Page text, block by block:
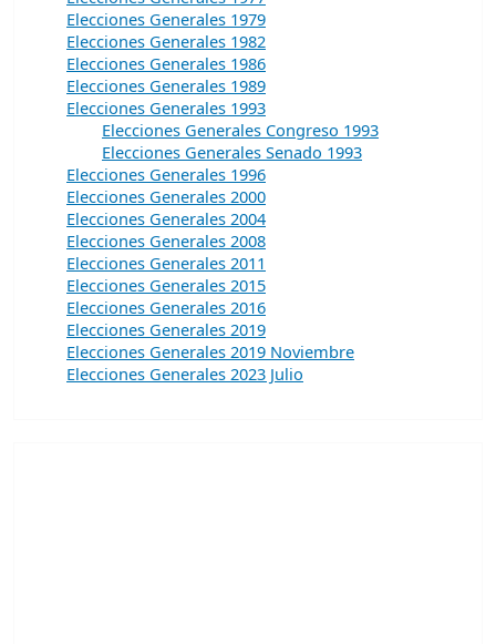
Elecciones Generales 1979
Elecciones Generales 1982
Elecciones Generales 1986
Elecciones Generales 1989
Elecciones Generales 1993
Elecciones Generales Congreso 1993
Elecciones Generales Senado 1993
Elecciones Generales 1996
Elecciones Generales 2000
Elecciones Generales 2004
Elecciones Generales 2008
Elecciones Generales 2011
Elecciones Generales 2015
Elecciones Generales 2016
Elecciones Generales 2019
Elecciones Generales 2019 Noviembre
Elecciones Generales 2023 Julio